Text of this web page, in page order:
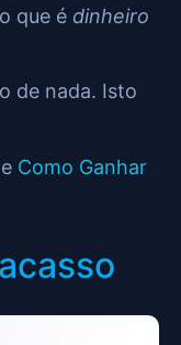
que é dinheiro
de nada. Isto
Como Ganhar